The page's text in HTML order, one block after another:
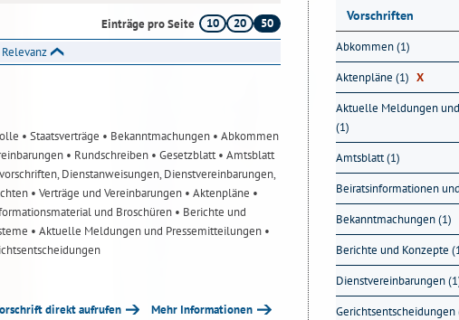
Einträge pro Seite 10 20
50
Relevanz
• Staatsverträge • Bekanntmachungen • Abkommen
• Rundschreiben • Gesetzblatt• Amtsblatt
Dienstanweisungen, Dienstvereinbarungen,
• Verträge und Vereinbarungen • Aktenpläne •
und Broschüren • Berichte und
• Aktuelle Meldungen und Pressemitteilungen •
direkt aufrufen Mehr Informationen
Vorschriften
Abkommen (1)
Aktenpläne (1) X
Aktuelle Meldungen
(1)
Amtsblatt (1)
Beiratsinformationen
Bekanntmachungen (1)
Berichte und Konzepte
Dienstvereinbarungen
Gerichtsentscheidungen